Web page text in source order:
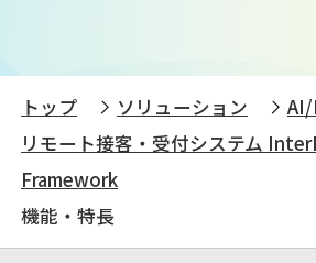
トップ ソリューション
リモート接客・受付システム
Framework
機能・特長